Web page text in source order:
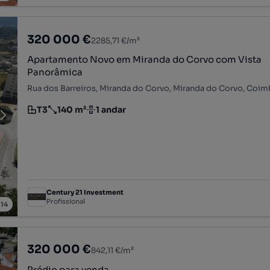
14
320 000 €2285,71 €/m²
Apartamento Novo em Miranda do Corvo com Vista
Panorâmica
Rua dos Barreiros, Miranda do Corvo, Miranda do Corvo,
Tipologia
T3
Preço por metro quadrado
140 m²
Andar 1 andar
Century 21 Investment
Profissional
320 000 €842,11 €/m²